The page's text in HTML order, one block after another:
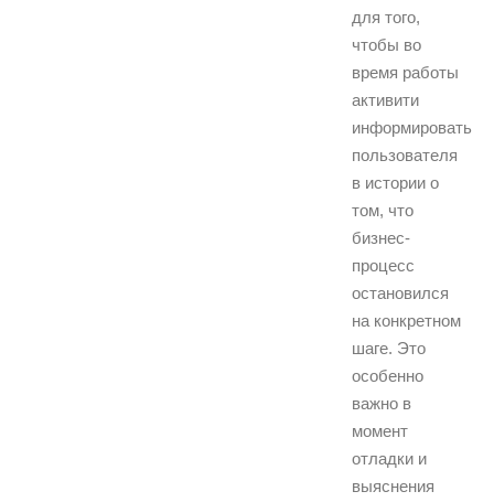
для того,
чтобы во
время работы
активити
информировать
пользователя
в истории о
том, что
бизнес-
процесс
остановился
на конкретном
шаге. Это
особенно
важно в
момент
отладки и
выяснения